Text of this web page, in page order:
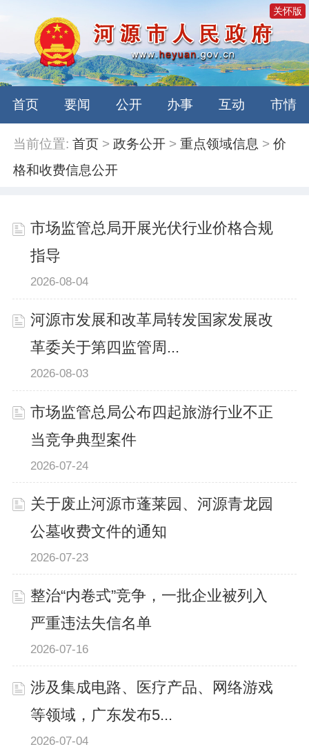
关怀版
首页 要闻 公开 办事 互动 市情
当前位置: 首页 >政务公开 >重点领域信息 >价
格和收费信息公开
市场监管总局开展光伏行业价格合规
指导
2026-08-04
河源市发展和改革局转发国家发展改
革委关于第四监管周...
2026-08-03
市场监管总局公布四起旅游行业不正
当竞争典型案件
2026-07-24
关于废止河源市蓬莱园、河源青龙园
公墓收费文件的通知
2026-07-23
整治“内卷式”竞争，一批企业被列入
严重违法失信名单
2026-07-16
涉及集成电路、医疗产品、网络游戏
等领域，广东发布5...
2026-07-04